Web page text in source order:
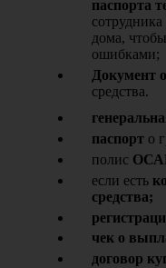
паспорта
дома,
ошибками;
Документ
средства.
паспорто
полис
если есть
средства;
чек о
договор